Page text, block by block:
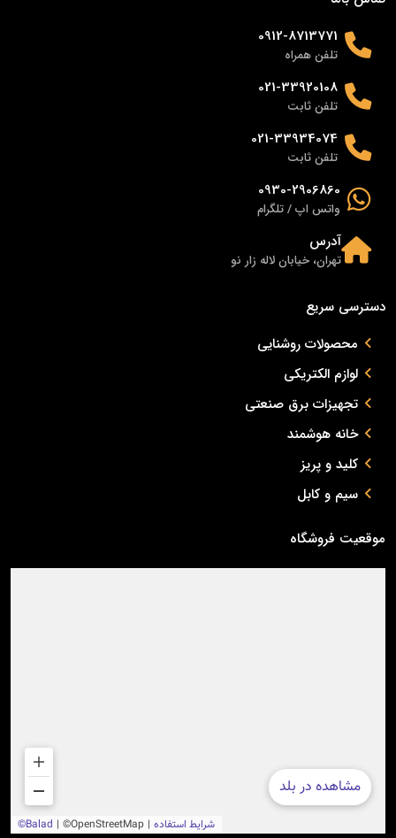
0912-8713771
تلفن همراه
021-33920108
تلفن ثابت
021-33934074
تلفن ثابت
0930-2906860
واتس اپ / تلگرام
آدرس
تهران، خیابان لاله زار نو
دسترسی سریع
محصولات روشنایی
لوازم الکتریکی
تجهیزات برق صنعتی
خانه هوشمند
کلید و پریز
سیم و کابل
موقعیت فروشگاه